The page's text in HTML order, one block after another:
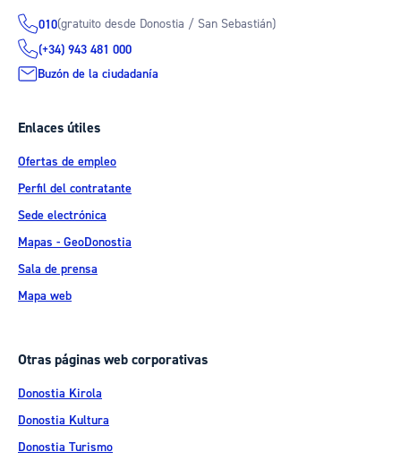
010(gratuito desde Donostia / San Sebastián)
(+34) 943 481 000
Buzón de la ciudadanía
Enlaces útiles
Ofertas de empleo
Perfil del contratante
Sede electrónica
Mapas - GeoDonostia
Sala de prensa
Mapa web
Otras páginas web corporativas
Donostia Kirola
Donostia Kultura
Donostia Turismo